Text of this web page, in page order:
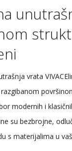
vrata
modernih i
su bezbrojne,
s materijalima u